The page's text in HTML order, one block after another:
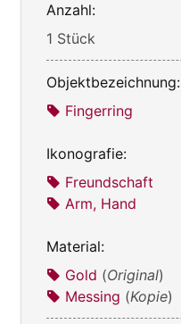
Anzahl:
1 Stück
Objektbezeichnung:
Fingerring
Ikonografie:
Freundschaft
Arm, Hand
Material:
Gold (Original)
Messing (Kopie)